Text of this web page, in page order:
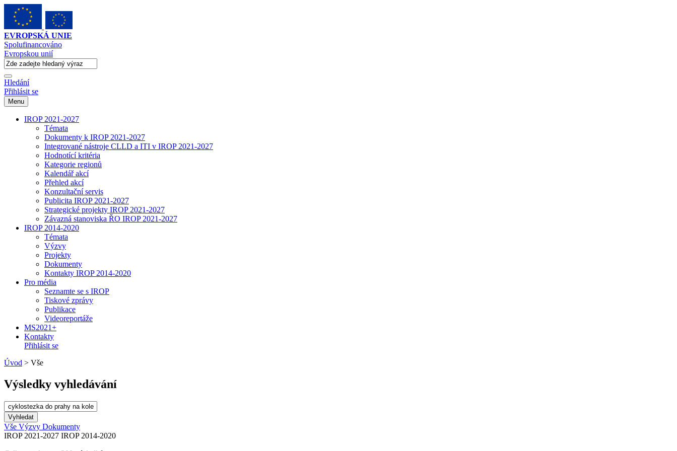
EVROPSKÁ UNIE
Spolufinancováno
Evropskou unií
Hledání
Přihlásit se
Menu
IROP 2021-2027
Témata
Dokumenty k IROP 2021-2027
Integrované nástroje CLLD a ITI v IROP 2021-2027
Hodnotící kritéria
Kategorie regionů
Kalendář akcí
Přehled akcí
Konzultační servis
Publicita IROP 2021-2027
Strategické projekty IROP 2021-2027
Závazná stanoviska ŘO IROP 2021-2027
IROP 2014-2020
Témata
Výzvy
Projekty
Dokumenty
Kontakty IROP 2014-2020
Pro média
Seznamte se s IROP
Tiskové zprávy
Publikace
Videoreportáže
MS2021+
Kontakty
Přihlásit se
Úvod > Vše
Výsledky vyhledávání
Vše Výzvy Dokumenty
IROP 2021-2027 IROP 2014-2020